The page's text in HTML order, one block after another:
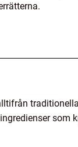
som